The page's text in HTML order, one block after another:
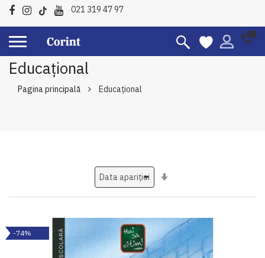
021 319 47 97
Educațional
Pagina principală Educațional
-74%